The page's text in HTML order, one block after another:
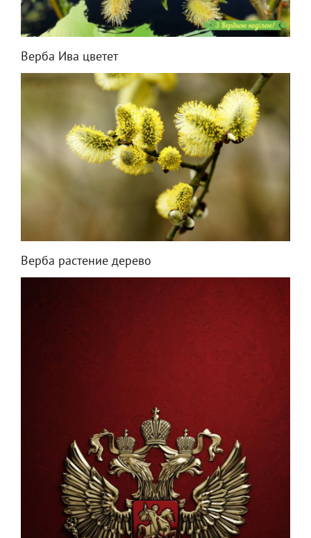
Верба Ива цветет
Верба растение дерево